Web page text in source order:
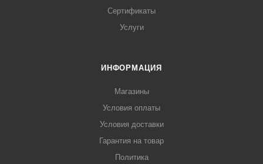
Сертификаты
Услуги
ИНФОРМАЦИЯ
Магазины
Условия оплаты
Условия доставки
Гарантия на товар
Политика